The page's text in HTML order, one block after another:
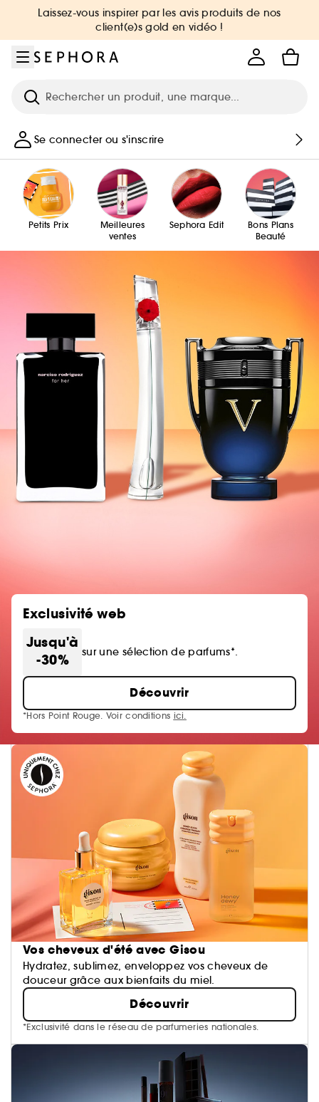
Aller au menu
Aller au contenu principal
Aller au pied de page
Laissez-vous inspirer par les avis produits de nos
client(e)s gold en vidéo !
Recherche
Se connecter ou s'inscrire
Petits Prix
Meilleures
ventes
Sephora Edit
Bons Plans
Beauté
Exclusivité web
Jusqu'à
-30%
sur une sélection de parfums*.
Découvrir
*Hors Point Rouge. Voir conditions ici.
Vos cheveux d'été avec Gisou
Hydratez, sublimez, enveloppez vos cheveux de
douceur grâce aux bienfaits du miel.
Découvrir
*Exclusivité dans le réseau de parfumeries nationales.